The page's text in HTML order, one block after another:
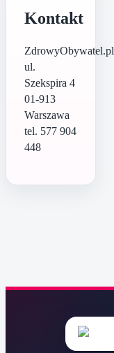
Kontakt
ZdrowyObywatel.pl
ul.
Szekspira 4
01-913
Warszawa
tel. 577 904
448